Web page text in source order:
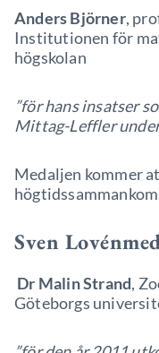
Anders Björner,
Institutionen för
högskolan
”för hans insatser
Mittag-Leffler
Medaljen kommer
Sven
Dr Malin Strand,
Göteborgs